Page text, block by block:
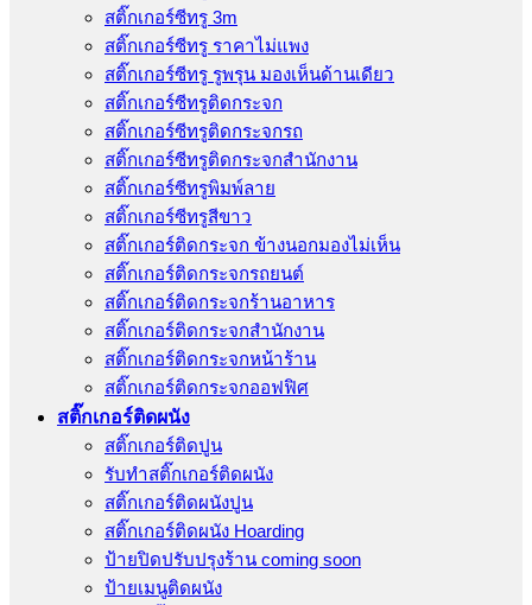
สติ๊กเกอร์ซีทรู 3m
สติ๊กเกอร์ซีทรู ราคาไม่แพง
สติ๊กเกอร์ซีทรู รูพรุน มองเห็นด้านเดียว
สติ๊กเกอร์ซีทรูติดกระจก
สติ๊กเกอร์ซีทรูติดกระจกรถ
สติ๊กเกอร์ซีทรูติดกระจกสำนักงาน
สติ๊กเกอร์ซีทรูพิมพ์ลาย
สติ๊กเกอร์ซีทรูสีขาว
สติ๊กเกอร์ติดกระจก ข้างนอกมองไม่เห็น
สติ๊กเกอร์ติดกระจกรถยนต์
สติ๊กเกอร์ติดกระจกร้านอาหาร
สติ๊กเกอร์ติดกระจกสำนักงาน
สติ๊กเกอร์ติดกระจกหน้าร้าน
สติ๊กเกอร์ติดกระจกออฟฟิศ
สติ๊กเกอร์ติดผนัง
สติ๊กเกอร์ติดปูน
รับทำสติ๊กเกอร์ติดผนัง
สติ๊กเกอร์ติดผนังปูน
สติ๊กเกอร์ติดผนัง Hoarding
ป้ายปิดปรับปรุงร้าน coming soon
ป้ายเมนูติดผนัง